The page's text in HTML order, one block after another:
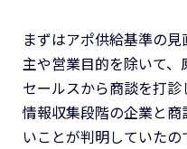
まずはアポ供給基準の
主や営業目的を除いて、
セールスから商談を打
情報収集段階の企業と
いことが判明していた